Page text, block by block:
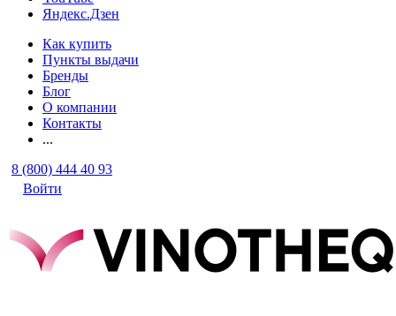
Яндекс.Дзен
Как купить
Пункты выдачи
Бренды
Блог
О компании
Контакты
...
8 (800) 444 40 93
Войти